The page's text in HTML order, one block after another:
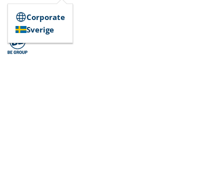
Corporate
Sverige